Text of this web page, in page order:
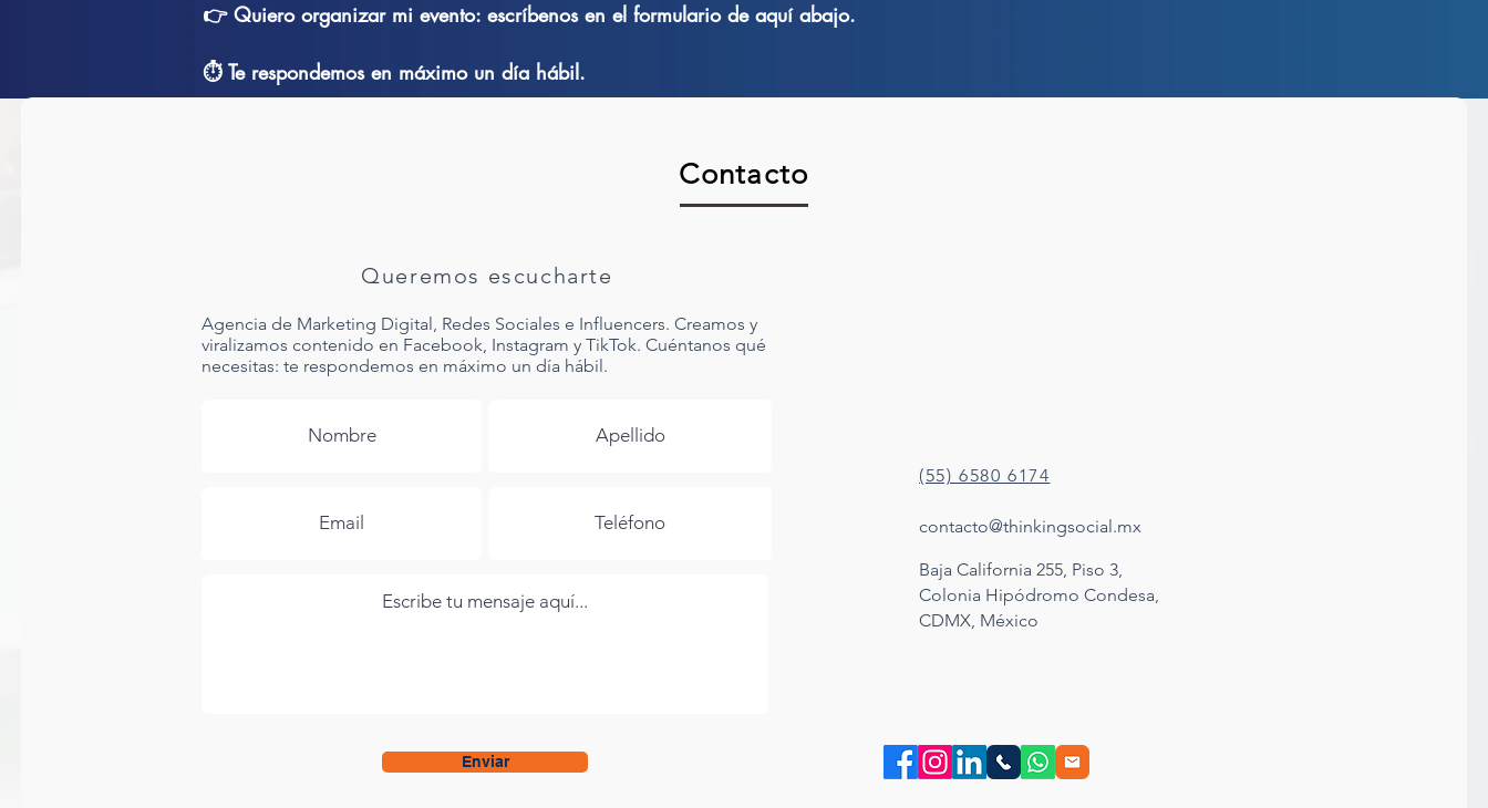
👉 Quiero organizar mi evento: escríbenos en el formulario de aquí abajo.
⏱️ Te respondemos en máximo un día hábil.
Contacto
Queremos escucharte
Agencia de Marketing Digital, Redes Sociales e Influencers. Creamos y
viralizamos contenido en Facebook, Instagram y TikTok. Cuéntanos qué
necesitas: te respondemos en máximo un día hábil.
Enviar
(55) 6580 6174
contacto@thinkingsocial.mx
Baja California 255, Piso 3,
Colonia Hipódromo Condesa,
CDMX, México